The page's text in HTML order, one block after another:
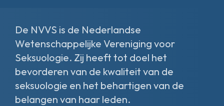
De NVVS is de Nederlandse
Wetenschappelijke Vereniging voor
Seksuologie. Zij heeft tot doel het
bevorderen van de kwaliteit van de
seksuologie en het behartigen van de
belangen van haar leden.